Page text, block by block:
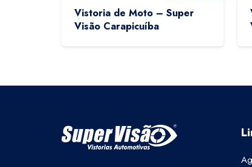
Vistoria de Moto – Super
Visão Carapicuíba